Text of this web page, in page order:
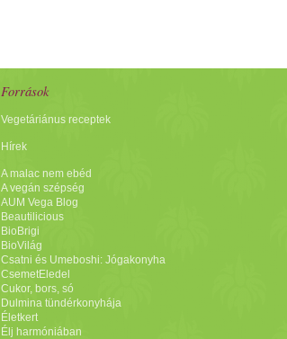
Források
Vegetáriánus receptek
Hírek
A malac nem ebéd
A vegán szépség
AUM Vega Blog
Beautilicious
BioBrigi
BioVilág
Csatni és Umeboshi: Jógakonyha
CsemetEledel
Cukor, bors, só
Dulmina tündérkonyhája
Életkert
Élj harmóniában